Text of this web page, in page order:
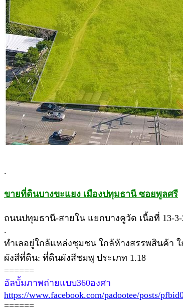
.
ขายที่ดินบางขะแยง เมืองปทุมธานี ซอยพูลศรี
ถนนปทุมธานี-สายใน แยกบางคูวัด เนื้อที่ 13-3-
.
ทำเลอยู่ใกล้แหล่งชุมชน ใกล้ห้างสรรพสินค้า
ผังสีที่ดิน: ที่ดินผังสีชมพู ประเภท 1.18
======
อัลบั้มภาพถ่ายแบบ360องศา
https://www.facebook.com/padootee/posts/
======